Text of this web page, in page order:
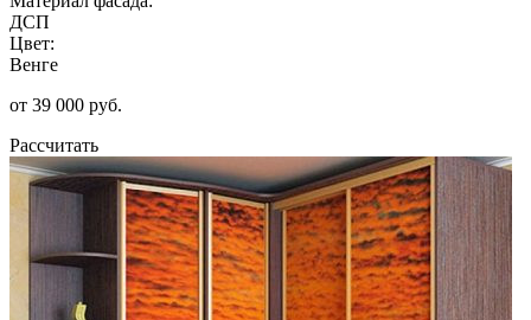
ДСП
Цвет:
Венге
от 39 000 руб.
Рассчитать